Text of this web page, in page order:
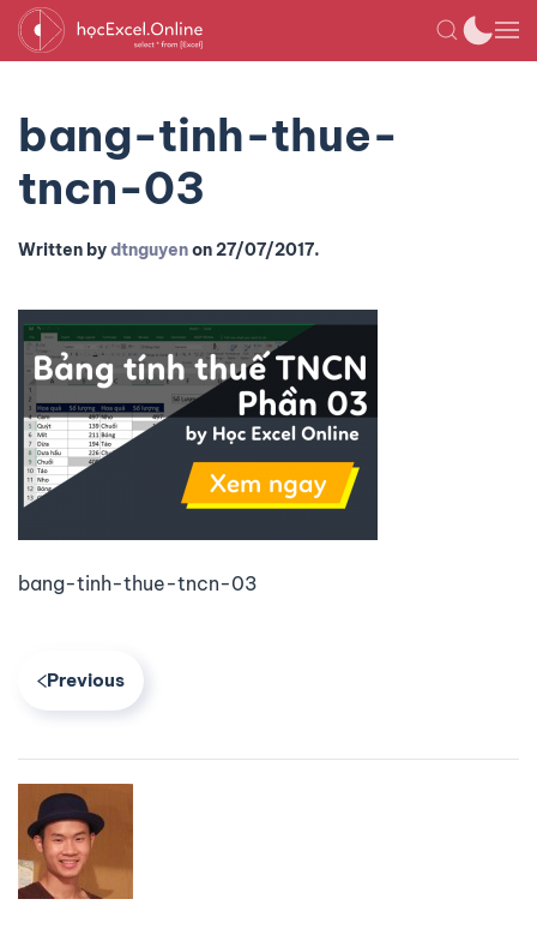
bang-tinh-thue-
tncn-03
Written bydtnguyenon27/07/2017.
bang-tinh-thue-tncn-03
Previous